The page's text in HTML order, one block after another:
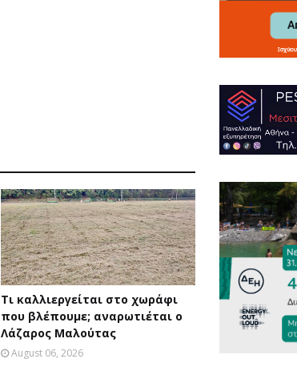
Τι καλλιεργείται στο χωράφι
που βλέπουμε; αναρωτιέται ο
Λάζαρος Μαλούτας
August 06, 2026